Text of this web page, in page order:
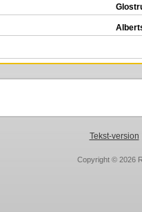
Tekst-version
Copyright © 2026